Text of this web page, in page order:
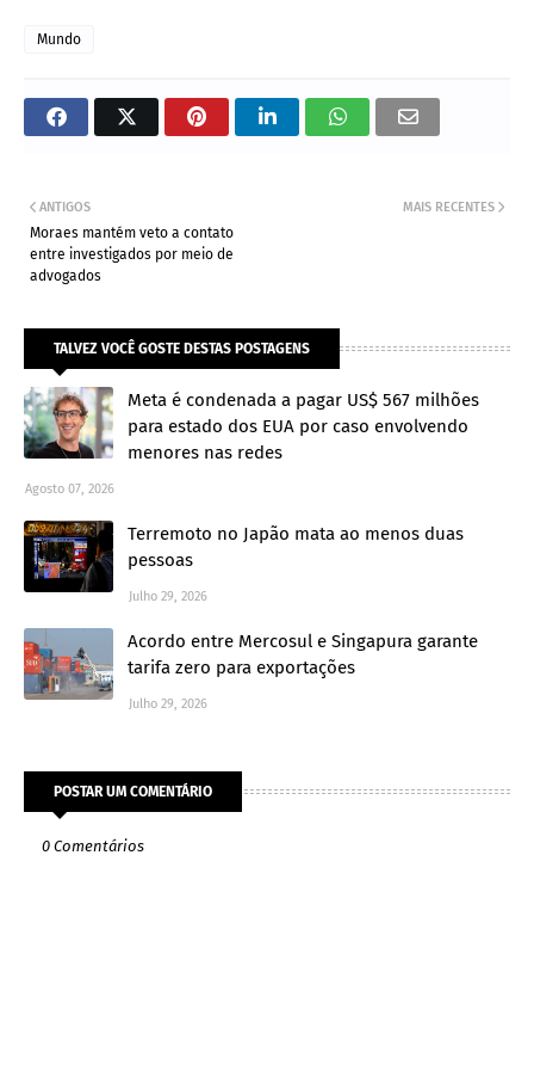
Mundo
MAIS RECENTES
ANTIGOS
Moraes mantém veto a contato
entre investigados por meio de
advogados
TALVEZ VOCÊ GOSTE DESTAS POSTAGENS
Meta é condenada a pagar US$ 567 milhões
para estado dos EUA por caso envolvendo
menores nas redes
Agosto 07, 2026
Terremoto no Japão mata ao menos duas
pessoas
Julho 29, 2026
Acordo entre Mercosul e Singapura garante
tarifa zero para exportações
Julho 29, 2026
POSTAR UM COMENTÁRIO
0 Comentários